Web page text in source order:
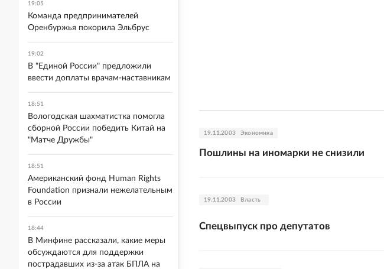
19.11.2003 Экономика
Пошлины на иномарки не снизили
19.11.2003 Власть
Спецвыпуск про депутатов
19:05
Команда предпринимателей
Оренбуржья покорила Эльбрус
19:02
В "Единой России" предложили
ввести доплаты врачам-наставникам
18:51
Вологодская шахматистка помогла
сборной России победить Китай на
"Матче Дружбы"
18:51
Американский фонд Human Rights
Foundation признали нежелательным
в России
18:44
В Минфине рассказали, какие меры
обсуждаются для поддержки
пострадавших из-за атак БПЛА на